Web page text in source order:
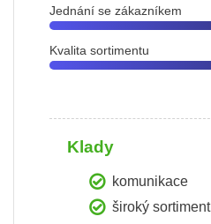
Jednání se zákazníkem
Kvalita sortimentu
Klady
komunikace
široký sortiment